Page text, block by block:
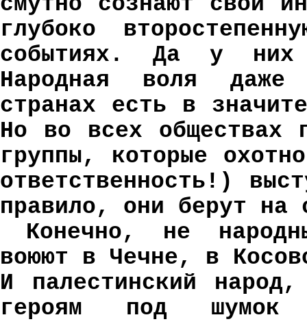
глубоко
событиях. Да у них
Народная воля даже
странах есть в
Но во всех обществах
группы, которые
ответственность!)
правило, они берут на
Конечно, не
воюют в Чечне, в
И палестинский
героям под шумок